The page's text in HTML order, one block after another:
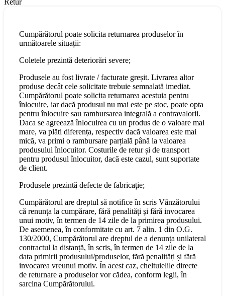
Retur
Cumpărătorul poate solicita returnarea produselor în
următoarele situații:
Coletele prezintă deteriorări severe;
Produsele au fost livrate / facturate greșit. Livrarea altor
produse decât cele solicitate trebuie semnalată imediat.
Cumpărătorul poate solicita returnarea acestuia pentru
înlocuire, iar dacă produsul nu mai este pe stoc, poate opta
pentru înlocuire sau rambursarea integrală a contravalorii.
Daca se agreează înlocuirea cu un produs de o valoare mai
mare, va plăti diferența, respectiv dacă valoarea este mai
mică, va primi o rambursare parțială până la valoarea
produsului înlocuitor. Costurile de retur și de transport
pentru produsul înlocuitor, dacă este cazul, sunt suportate
de client.
Produsele prezintă defecte de fabricație;
Cumpărătorul are dreptul să notifice în scris Vânzătorului
că renunța la cumpărare, fără penalități şi fără invocarea
unui motiv, în termen de 14 zile de la primirea produsului.
De asemenea, în conformitate cu art. 7 alin. 1 din O.G.
130/2000, Cumpărătorul are dreptul de a denunța unilateral
contractul la distanță, în scris, în termen de 14 zile de la
data primirii produsului/produselor, fără penalități și fără
invocarea vreunui motiv. În acest caz, cheltuielile directe
de returnare a produselor vor cădea, conform legii, în
sarcina Cumpărătorului.